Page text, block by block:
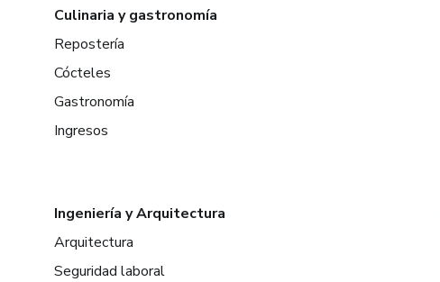
Culinaria y gastronomía
Repostería
Cócteles
Gastronomía
Ingresos
Ingeniería y Arquitectura
Arquitectura
Seguridad laboral